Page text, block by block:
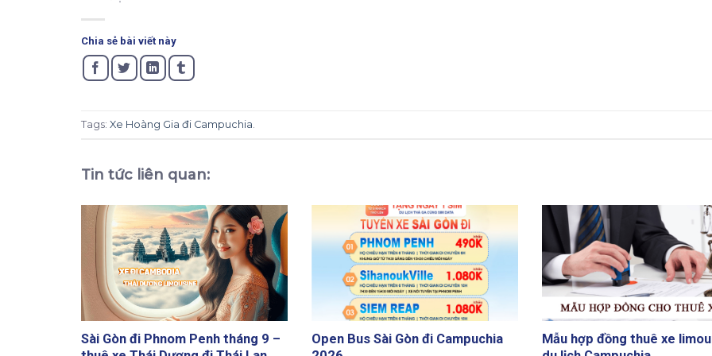
Chia sẻ bài viết này
Tags: Xe Hoàng Gia đi Campuchia
Tin tức liên quan:
Sài Gòn đi Phnom Penh tháng 9 –
Open Bus Sài Gòn đi Campuchia
Mẫu hợp đồng thuê xe